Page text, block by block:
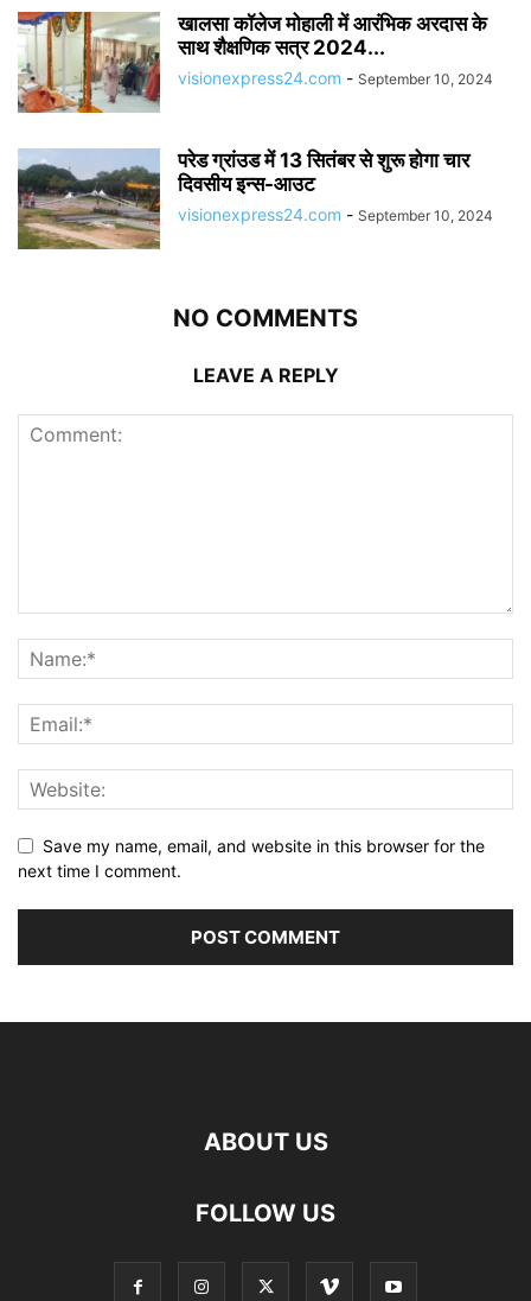
खालसा कॉलेज मोहाली में आरंभिक अरदास के
साथ शैक्षणिक सत्र 2024...
visionexpress24.com - September 10, 2024
परेड ग्रांउड में 13 सितंबर से शुरू होगा चार
दिवसीय इन्स-आउट
visionexpress24.com - September 10, 2024
NO COMMENTS
LEAVE A REPLY
Save my name, email, and website in this browser for the
next time I comment.
ABOUT US
FOLLOW US